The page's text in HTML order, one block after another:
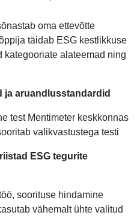
oma ettevõtte
täidab ESG kestlikkuse
kategooriate alateemad ning
ja aruandlusstandardid
test Mentimeter keskkonnas
valikvastustega testi
ESG tegurite
soorituse hindamine
vähemalt ühte valitud